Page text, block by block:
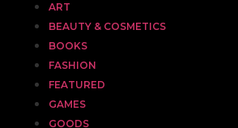
ART
BEAUTY & COSMETICS
BOOKS
FASHION
FEATURED
GAMES
GOODS